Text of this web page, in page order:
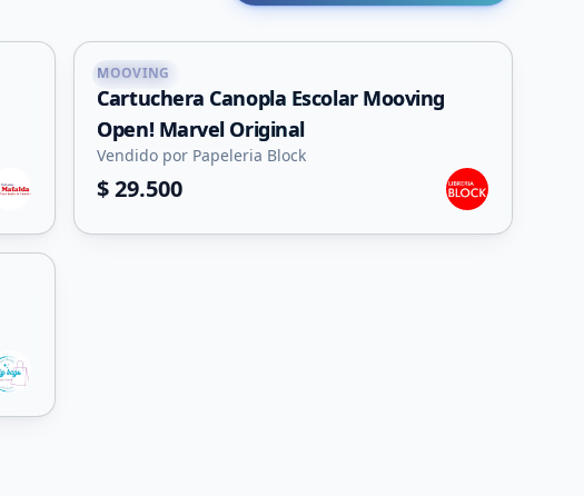
Capital
MOOVING
Cartuchera Canopla Escolar Mooving
Open! Marvel Original
Vendido por Papeleria Block
$ 29.500